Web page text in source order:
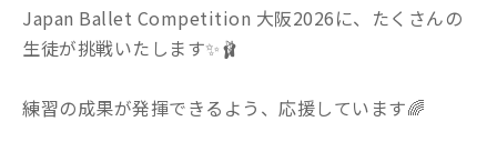
Japan Ballet Competition 大阪2026に、たくさんの
生徒が挑戦いたします✨🩰
練習の成果が発揮できるよう、応援しています🌈